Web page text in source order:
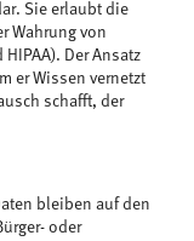
Sie erlaubt die
Wahrung von
Der Ansatz
er Wissen vernetzt
schafft, der
bleiben auf den
oder